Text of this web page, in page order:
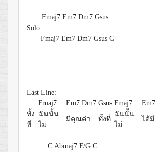
Fmaj7 Em7 Dm7 Gsus
Solo:
Fmaj7 Em7 Dm7 Gsus G
Last Line:
Fmaj7
Em7 Dm7 Gsus Fmaj7 Em7
ทั้ง
ที่
ฉันนั้น
ไม่
มีคุณค่า ทั้งที่
ฉันนั้น
ไม่
ได้มี
C Abmaj7 F/G C